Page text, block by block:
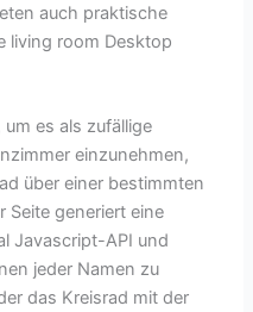
auch praktische
living room Desktop
es als zufällige
einzunehmen,
über einer bestimmten
Seite generiert eine
Javascript-API und
jeder Namen zu
das Kreisrad mit der